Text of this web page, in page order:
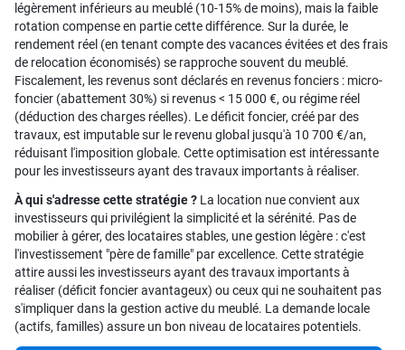
légèrement inférieurs au meublé (10-15% de moins), mais la faible
rotation compense en partie cette différence. Sur la durée, le
rendement réel (en tenant compte des vacances évitées et des frais
de relocation économisés) se rapproche souvent du meublé.
Fiscalement, les revenus sont déclarés en revenus fonciers : micro-
foncier (abattement 30%) si revenus < 15 000 €, ou régime réel
(déduction des charges réelles). Le déficit foncier, créé par des
travaux, est imputable sur le revenu global jusqu'à 10 700 €/an,
réduisant l'imposition globale. Cette optimisation est intéressante
pour les investisseurs ayant des travaux importants à réaliser.
À qui s'adresse cette stratégie ? La location nue convient aux
investisseurs qui privilégient la simplicité et la sérénité. Pas de
mobilier à gérer, des locataires stables, une gestion légère : c'est
l'investissement "père de famille" par excellence. Cette stratégie
attire aussi les investisseurs ayant des travaux importants à
réaliser (déficit foncier avantageux) ou ceux qui ne souhaitent pas
s'impliquer dans la gestion active du meublé. La demande locale
(actifs, familles) assure un bon niveau de locataires potentiels.